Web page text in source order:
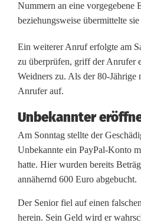
o
t
-
i
t
a
b
Nummern an eine vorgegebene
beziehungsweise übermittelte
Ein weiterer Anruf erfolgte am
zu überprüfen, griff der Anrufer
Weidners zu. Als der 80-Jährige
Anrufer auf.
Unbekannter
Am Sonntag stellte der
Unbekannte ein PayPal-Konto
hatte. Hier wurden bereits
annähernd 600 Euro abgebucht.
Der Senior fiel auf einen
herein. Sein Geld wird er